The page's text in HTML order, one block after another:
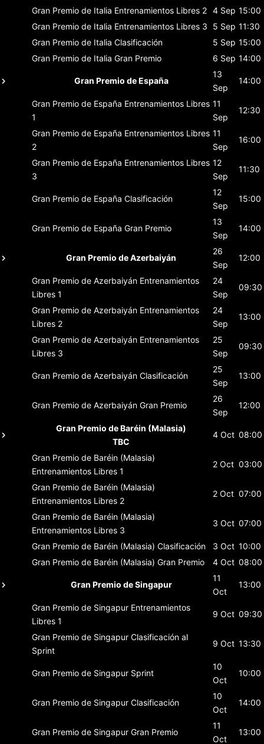
Gran Premio de Italia Entrenamientos Libres 2 4 Sep 15:00
Gran Premio de Italia Entrenamientos Libres 3 5 Sep 11:30
Gran Premio de Italia Clasificación 5 Sep 15:00
Gran Premio de Italia Gran Premio 6 Sep 14:00
Gran Premio de España
13
Sep
14:00
Gran Premio de España Entrenamientos Libres
1
11
Sep
12:30
Gran Premio de España Entrenamientos Libres
2
11
Sep
16:00
Gran Premio de España Entrenamientos Libres
3
12
Sep
11:30
Gran Premio de España Clasificación
12
Sep
15:00
Gran Premio de España Gran Premio
13
Sep
14:00
Gran Premio de Azerbaiyán
26
Sep
12:00
Gran Premio de Azerbaiyán Entrenamientos
Libres 1
24
Sep
09:30
Gran Premio de Azerbaiyán Entrenamientos
Libres 2
24
Sep
13:00
Gran Premio de Azerbaiyán Entrenamientos
Libres 3
25
Sep
09:30
Gran Premio de Azerbaiyán Clasificación
25
Sep
13:00
Gran Premio de Azerbaiyán Gran Premio
26
Sep
12:00
Gran Premio de Baréin (Malasia)
TBC
4 Oct 08:00
Gran Premio de Baréin (Malasia)
Entrenamientos Libres 1
2 Oct 03:00
Gran Premio de Baréin (Malasia)
Entrenamientos Libres 2
2 Oct 07:00
Gran Premio de Baréin (Malasia)
Entrenamientos Libres 3
3 Oct 07:00
Gran Premio de Baréin (Malasia) Clasificación 3 Oct 10:00
Gran Premio de Baréin (Malasia) Gran Premio 4 Oct 08:00
Gran Premio de Singapur
11
Oct
13:00
Gran Premio de Singapur Entrenamientos
Libres 1
9 Oct 09:30
Gran Premio de Singapur Clasificación al
Sprint
9 Oct 13:30
Gran Premio de Singapur Sprint
10
Oct
10:00
Gran Premio de Singapur Clasificación
10
Oct
14:00
Gran Premio de Singapur Gran Premio
11
Oct
13:00